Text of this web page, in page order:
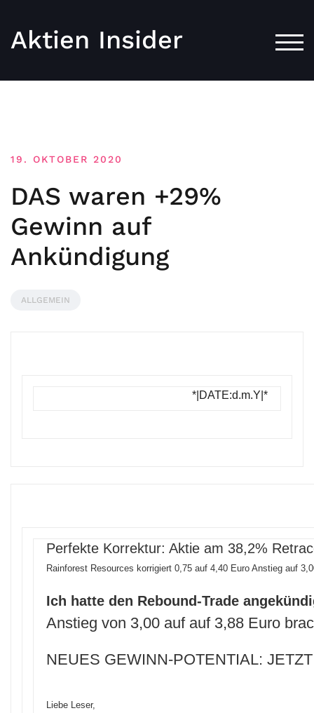
Aktien Insider
19. OKTOBER 2020
DAS waren +29%
Gewinn auf
Ankündigung
ALLGEMEIN
*|DATE:d.m.Y|*
Perfekte Korrektur: Aktie am 38,2%
Rainforest Resources korrigiert 0,75 auf 4,40 Euro Anstieg auf
Ich hatte den Rebound-Trade
Anstieg von 3,00 auf auf 3,88 Euro
NEUES GEWINN-POTENTIAL:
Liebe Leser,